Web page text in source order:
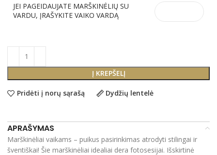
JEI PAGEIDAUJATE MARŠKINĖLIŲ SU
VARDU, ĮRAŠYKITE VAIKO VARDĄ
Į KREPŠELĮ
Pridėti į norų sąrašą Dydžių lentelė
APRAŠYMAS
Marškinėliai vaikams – puikus pasirinkimas atrodyti stilingai ir
šventiškai! Šie marškinėliai idealiai dera fotosesijai. Išskirtinė